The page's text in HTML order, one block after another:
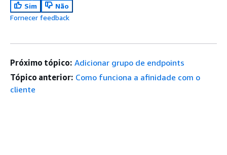
Sim
Não
Fornecer feedback
Próximo tópico: Adicionar grupo de endpoints
Tópico anterior: Como funciona a afinidade com o
cliente